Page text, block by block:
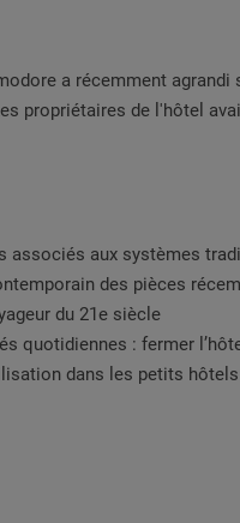
a récemment
propriétaires de l'hôtel
associés aux systèmes
des pièces
du 21e siècle
quotidiennes : fermer
dans les petits